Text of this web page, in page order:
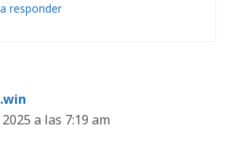
responder
a las 7:19 am